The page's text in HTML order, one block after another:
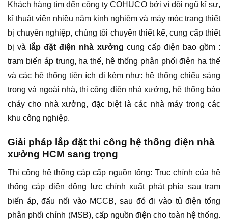
Khách hàng tìm đến công ty COHUCO bởi vì đội ngũ kĩ sư,
kĩ thuật viên nhiều năm kinh nghiệm và máy móc trang thiết
bị chuyên nghiệp, chúng tôi chuyên thiết kế, cung cấp thiết
bị và
lắp đặt điện nhà xưởng cung cấp điện bao gồm :
trạm biến áp trung, hạ thế, hệ thống phân phối điện hạ thế
và các hệ thống tiện ích đi kèm như: hệ thống chiếu sáng
trong và ngoài nhà, thi công điện nhà xưởng, hệ thống báo
cháy cho nhà xưởng, đặc biệt là các nhà máy trong các
khu công nghiệp.
Giải pháp lắp đặt thi công hệ thống điện nhà
xưởng HCM sang trọng
Thi công hệ thống cáp cấp nguồn tổng: Trục chính của hệ
thống cáp điện động lực chính xuất phát phía sau trạm
biến áp, đấu nối vào MCCB, sau đó đi vào tủ điện tổng
phân phối chính (MSB), cấp nguồn điện cho toàn hệ thống.